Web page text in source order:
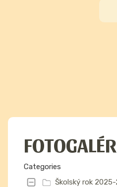
Categories
Školský rok